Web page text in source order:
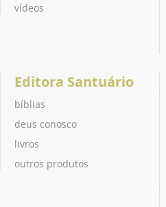
vídeos
Editora Santuário
bíblias
deus conosco
livros
outros produtos